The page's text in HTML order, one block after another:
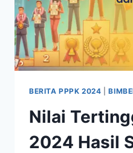
BERITA PPPK 2024 |
Nilai
2024 Hasil